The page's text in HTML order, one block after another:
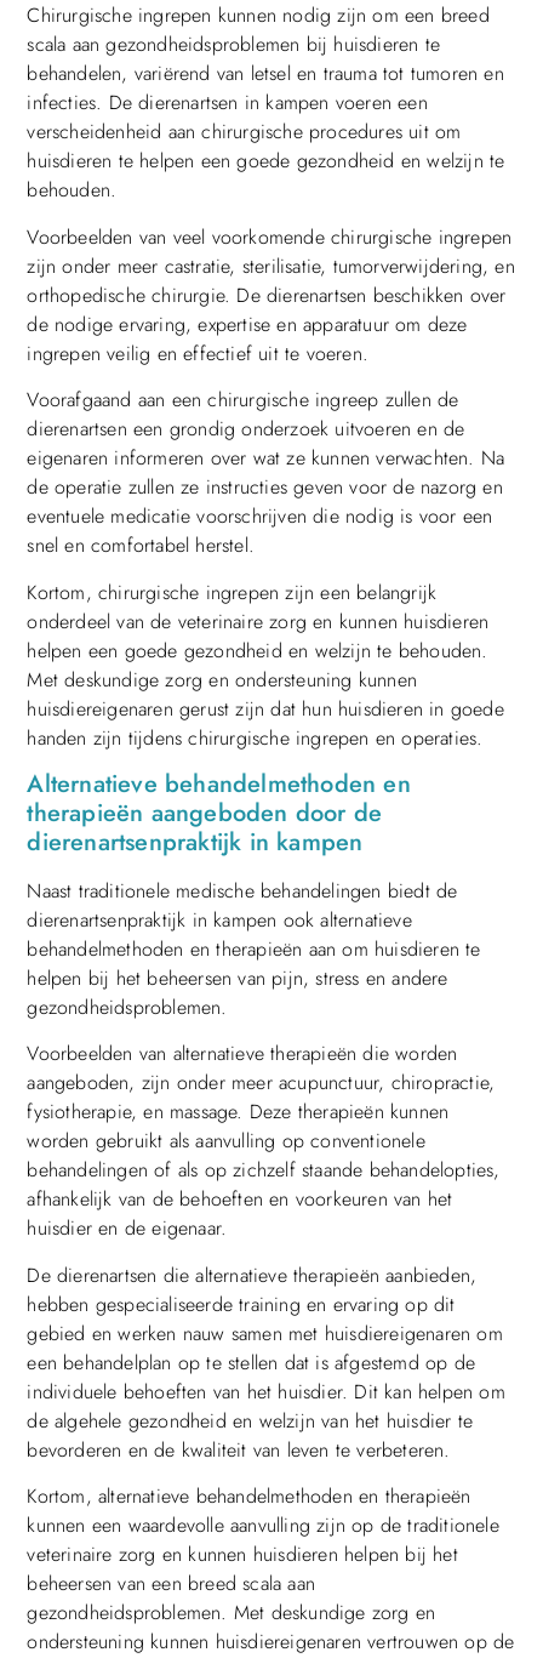
Chirurgische ingrepen kunnen nodig zijn om een breed
scala aan gezondheidsproblemen bij huisdieren te
behandelen, variërend van letsel en trauma tot tumoren en
infecties. De dierenartsen in kampen voeren een
verscheidenheid aan chirurgische procedures uit om
huisdieren te helpen een goede gezondheid en welzijn te
behouden.
Voorbeelden van veel voorkomende chirurgische ingrepen
zijn onder meer castratie, sterilisatie, tumorverwijdering, en
orthopedische chirurgie. De dierenartsen beschikken over
de nodige ervaring, expertise en apparatuur om deze
ingrepen veilig en effectief uit te voeren.
Voorafgaand aan een chirurgische ingreep zullen de
dierenartsen een grondig onderzoek uitvoeren en de
eigenaren informeren over wat ze kunnen verwachten. Na
de operatie zullen ze instructies geven voor de nazorg en
eventuele medicatie voorschrijven die nodig is voor een
snel en comfortabel herstel.
Kortom, chirurgische ingrepen zijn een belangrijk
onderdeel van de veterinaire zorg en kunnen huisdieren
helpen een goede gezondheid en welzijn te behouden.
Met deskundige zorg en ondersteuning kunnen
huisdiereigenaren gerust zijn dat hun huisdieren in goede
handen zijn tijdens chirurgische ingrepen en operaties.
Alternatieve behandelmethoden en
therapieën aangeboden door de
dierenartsenpraktijk in kampen
Naast traditionele medische behandelingen biedt de
dierenartsenpraktijk in kampen ook alternatieve
behandelmethoden en therapieën aan om huisdieren te
helpen bij het beheersen van pijn, stress en andere
gezondheidsproblemen.
Voorbeelden van alternatieve therapieën die worden
aangeboden, zijn onder meer acupunctuur, chiropractie,
fysiotherapie, en massage. Deze therapieën kunnen
worden gebruikt als aanvulling op conventionele
behandelingen of als op zichzelf staande behandelopties,
afhankelijk van de behoeften en voorkeuren van het
huisdier en de eigenaar.
De dierenartsen die alternatieve therapieën aanbieden,
hebben gespecialiseerde training en ervaring op dit
gebied en werken nauw samen met huisdiereigenaren om
een behandelplan op te stellen dat is afgestemd op de
individuele behoeften van het huisdier. Dit kan helpen om
de algehele gezondheid en welzijn van het huisdier te
bevorderen en de kwaliteit van leven te verbeteren.
Kortom, alternatieve behandelmethoden en therapieën
kunnen een waardevolle aanvulling zijn op de traditionele
veterinaire zorg en kunnen huisdieren helpen bij het
beheersen van een breed scala aan
gezondheidsproblemen. Met deskundige zorg en
ondersteuning kunnen huisdiereigenaren vertrouwen op de